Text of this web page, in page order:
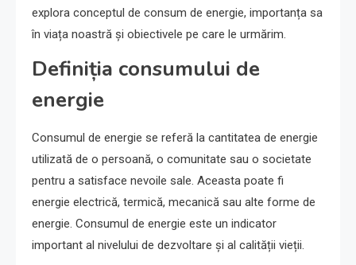
explora conceptul de consum de energie, importanța sa
în viața noastră și obiectivele pe care le urmărim.
Definiția consumului de
energie
Consumul de energie se referă la cantitatea de energie
utilizată de o persoană, o comunitate sau o societate
pentru a satisface nevoile sale. Aceasta poate fi
energie electrică, termică, mecanică sau alte forme de
energie. Consumul de energie este un indicator
important al nivelului de dezvoltare și al calității vieții.